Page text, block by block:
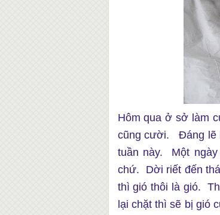
Hôm qua ở sở làm
cũng cười. Đáng lẽ
tuần này. Một
chứ. Dời riết đến
thì gió thôi là gió.
lại chặt thì sẽ bị gió